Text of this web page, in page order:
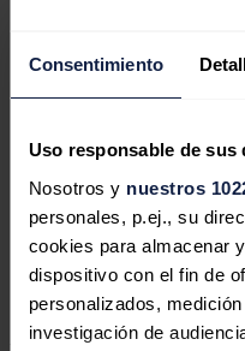
Consentimiento
Uso responsable de sus
Nosotros y nuestros
personales, p.ej., su
cookies para almacenar
dispositivo con el fin de
personalizados,
investigación de
nuclear de
de un dron
La central
Zaporiyia
segunda línea
Añadió que "la escalada de